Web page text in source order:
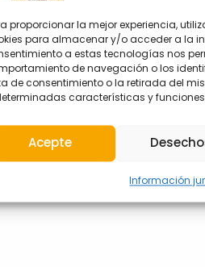
proporcionar la mejor experiencia,
para almacenar y/o acceder a la
a estas tecnologías nos
de navegación o los
de consentimiento o la retirada del
características y
Acepte
Información
: 472-